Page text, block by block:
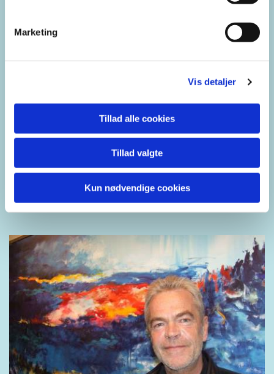
Marketing
Vis detaljer
Tillad alle cookies
Tillad valgte
Kun nødvendige cookies
Og et af billederne...